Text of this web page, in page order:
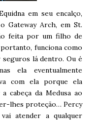
em seu encalço,
Gateway Arch, em St.
feita por um filho de
funciona como
lá dentro. Ou é
ela eventualmente
com ela porque ela
cabeça da Medusa ao
lhes proteção… Percy
atender a qualquer